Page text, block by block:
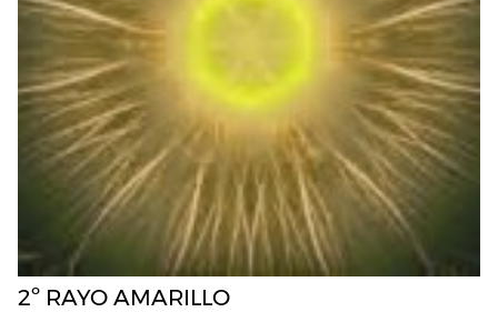
2º RAYO AMARILLO